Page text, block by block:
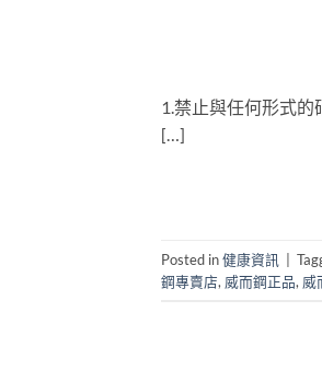
1.禁止與任何形式的
[…]
Posted in健康資訊 |
鋼專賣店, 威而鋼正品, 威